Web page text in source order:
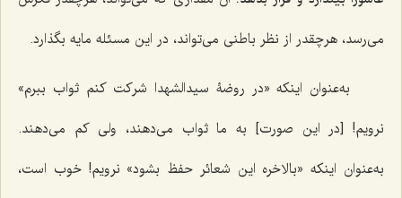
مى‌رسد، هرچقدر از نظر باطنى مى‌تواند، در اين مسئله مايه بگذارد.
به‌عنوان اينكه «در روضۀ سيدالشهدا شركت كنم ثواب ببرم»
نرويم! [در این صورت] به ما ثواب مى‌دهند، ولى كم مى‌دهند.
به‌عنوان اينكه «بالاخره اين شعائر حفظ بشود» نرويم! خوب است،